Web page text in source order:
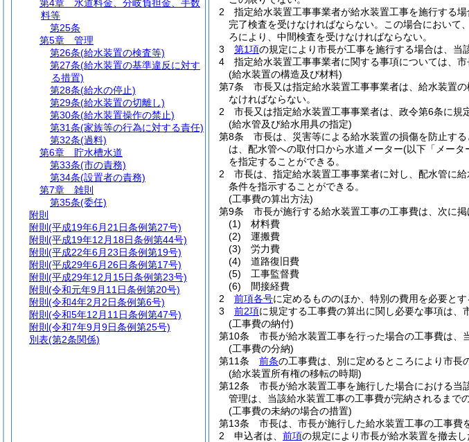
2
指定給水装置工事事業者が給水装置工事を施行する
完了検査を受けなければならない。
この場合において
ろにより、中間検査を受けなければならない。
3
第1項の規定により市長が工事を施行する場合は、当
4
指定給水装置工事事業者に関する事項については、市
(給水装置の構造及び材料)
第7条
市長又は指定給水装置工事事業者は、給水装置
なければならない。
2
市長又は指定給水装置工事事業者は、政令第6条に規
(給水管及び給水用具の指定)
第8条
市長は、災害等による給水装置の損傷を防止す
は、配水管への取付口から水道メーター(以下「メータ
を指定することができる。
2
市長は、指定給水装置工事事業者に対し、配水管に
条件を指示することができる。
(工事費の算出方法)
第9条
市長が施行する給水装置工事の工事費は、次に掲
(1)
材料費
(2)
運搬費
(3)
労力費
(4)
道路復旧費
(5)
工事監督費
(6)
間接経費
2
前項各号に定めるもののほか、特別の費用を必要と
3
前2項に規定する工事費の算出に関し必要な事項は、
(工事費の納付)
第10条
市長が給水装置工事を行った場合の工事費は、
(工事費の分納)
第11条
前条の工事費は、別に定めるところにより市長
(給水装置所有権の移転の時期)
第12条
市長が給水装置工事を施行した場合における当
管理は、当該給水装置工事の工事費が完納されるまで
(工事費の未納の場合の措置)
第13条
市長は、市長が施行した給水装置工事の工事費
2
申込者は、 前項の規定により市長が給水装置を撤去
第4章
水道料金、分岐負担金、手数
料等
第25条
第5章
管理
第26条(給水装置の検査等)
第27条(給水装置の基準違反に対す
る措置)
第28条(給水の停止)
第29条(給水装置の切離し)
第30条(給水装置操作の禁止)
第31条(家族等の行為に対する責任)
第32条(過料)
第6章
貯水槽水道
第33条(市の責務)
第34条(設置者の責務)
第7章
雑則
第35条(委任)
附則
附則 (平成19年6月21日条例第27号)
附則 (平成19年12月18日条例第44号)
附則 (平成22年6月23日条例第19号)
附則 (平成29年6月26日条例第17号)
附則 (平成29年12月15日条例第23号)
附則 (令和元年9月11日条例第20号)
附則 (令和4年2月2日条例第6号)
附則 (令和5年12月11日条例第47号)
附則 (令和7年9月9日条例第25号)
別表(第2条関係)